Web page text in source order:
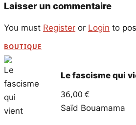
Laisser un commentaire
You must Register or Login to
BOUTIQUE
Le fascisme qui
36,00 €
Saïd Bouamama